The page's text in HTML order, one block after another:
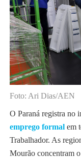
Foto: Ari Dias/AEN
O Paraná registra no
emprego formal em
Trabalhador. As
Mourão concentram